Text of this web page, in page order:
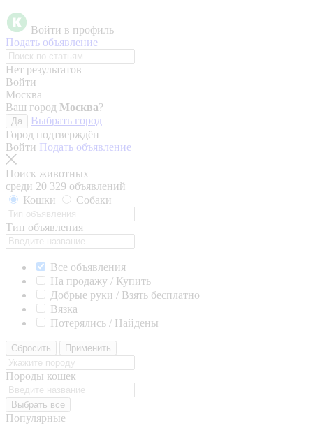
Войти в профиль
Подать объявление
Нет результатов
Войти
Москва
Ваш город Москва?
Да
Выбрать город
Город подтверждён
Войти Подать объявление
Поиск животных
среди 20 329 объявлений
Кошки
Собаки
Тип объявления
Все объявления
На продажу / Купить
Добрые руки / Взять бесплатно
Вязка
Потерялись / Найдены
Сбросить Применить
Породы кошек
Выбрать все
Популярные